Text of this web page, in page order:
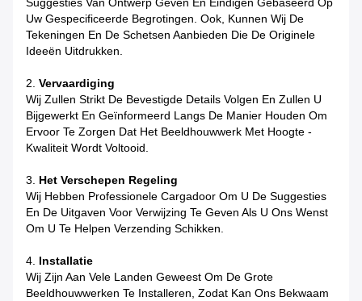
Suggesties Van Ontwerp Geven En Eindigen Gebaseerd Op
Uw Gespecificeerde Begrotingen. Ook, Kunnen Wij De
Tekeningen En De Schetsen Aanbieden Die De Originele
Ideeën Uitdrukken.
2. Vervaardiging
Wij Zullen Strikt De Bevestigde Details Volgen En Zullen U
Bijgewerkt En Geïnformeerd Langs De Manier Houden Om
Ervoor Te Zorgen Dat Het Beeldhouwwerk Met Hoogte -
Kwaliteit Wordt Voltooid.
3. Het Verschepen Regeling
Wij Hebben Professionele Cargadoor Om U De Suggesties
En De Uitgaven Voor Verwijzing Te Geven Als U Ons Wenst
Om U Te Helpen Verzending Schikken.
4. Installatie
Wij Zijn Aan Vele Landen Geweest Om De Grote
Beeldhouwwerken Te Installeren, Zodat Kan Ons Bekwaam